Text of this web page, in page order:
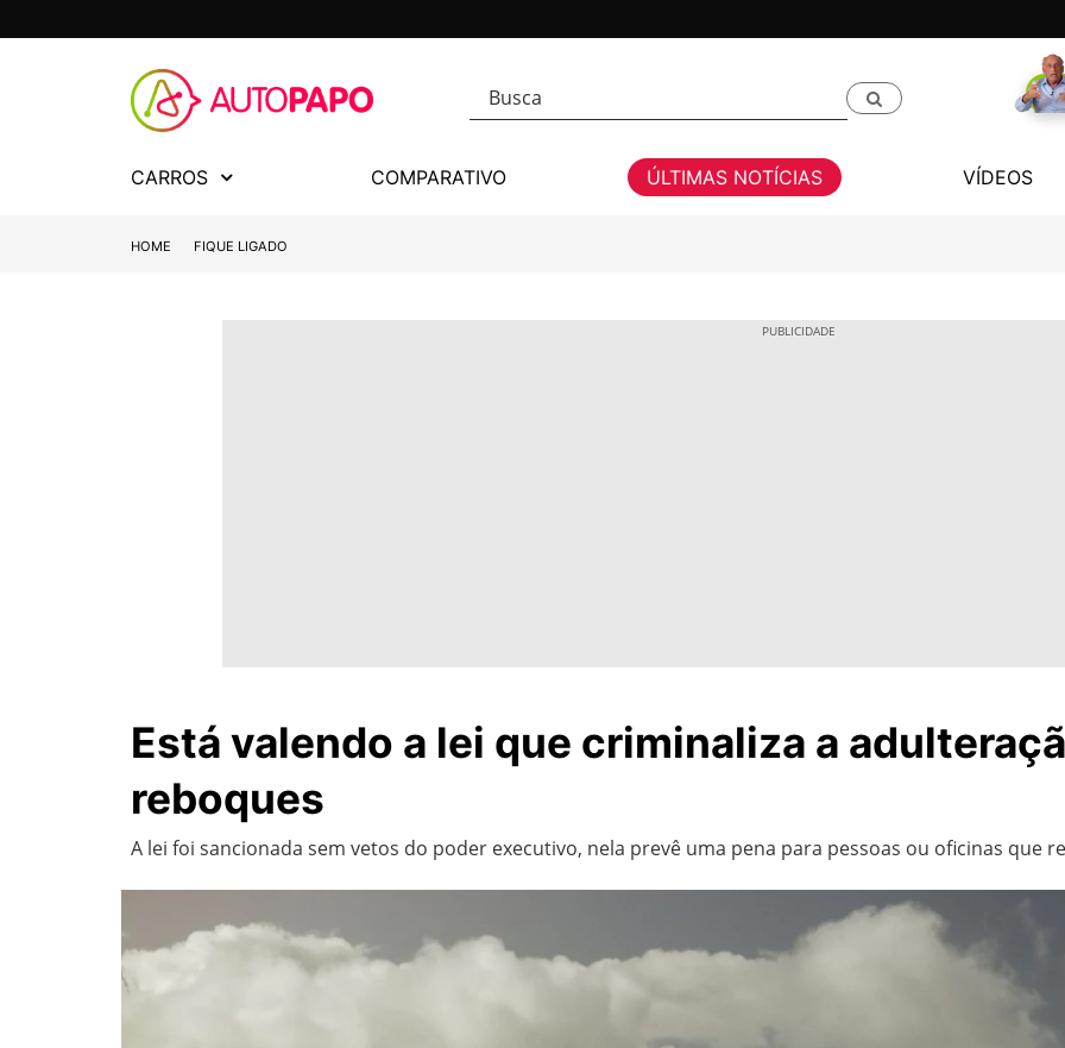
CARROS COMPARATIVO ÚLTIMAS NOTÍCIAS VÍDEOS
HOME FIQUE LIGADO
Está valendo a lei que criminaliza a
reboques
A lei foi sancionada sem vetos do poder executivo, nela prevê uma pena para pessoas ou oficinas que